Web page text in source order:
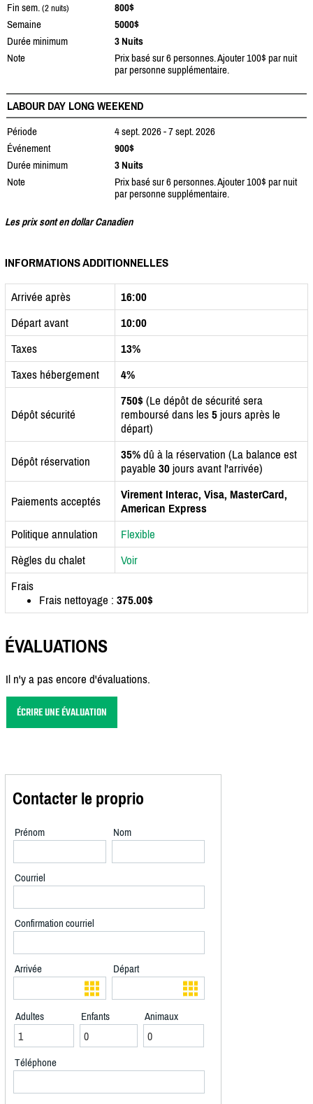
Fin sem. (2 nuits)
800$
Semaine
5000$
Durée minimum
3 Nuits
Note
Prix basé sur 6 personnes. Ajouter 100$ par nuit
par personne supplémentaire.
LABOUR DAY LONG WEEKEND
Période
4 sept. 2026 - 7 sept. 2026
Événement
900$
Durée minimum
3 Nuits
Note
Prix basé sur 6 personnes. Ajouter 100$ par nuit
par personne supplémentaire.
Les prix sont en dollar Canadien
INFORMATIONS ADDITIONNELLES
Arrivée après
16:00
Départ avant
10:00
Taxes
13%
Taxes hébergement
4%
Dépôt sécurité
750$ (Le dépôt de sécurité sera
remboursé dans les 5 jours après le
départ)
Dépôt réservation 35% dû à la réservation (La balance est
payable 30 jours avant l'arrivée)
Paiements acceptés
Virement Interac, Visa, MasterCard,
American Express
Politique annulation
Flexible
Règles du chalet
Voir
Frais
Frais nettoyage : 375.00$
ÉVALUATIONS
Il n'y a pas encore d'évaluations.
ÉCRIRE UNE ÉVALUATION
Contacter le proprio
Prénom Nom
Courriel
Confirmation courriel
Arrivée Départ
Adultes Enfants Animaux
Téléphone